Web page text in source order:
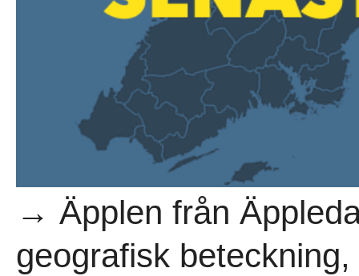
→ Äpplen från
geografisk